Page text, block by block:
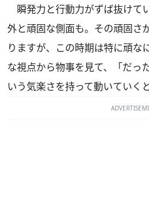
瞬発力と行動力がずば抜けて
外と頑固な側面も。その頑固さ
りますが、この時期は特に頑な
な視点から物事を見て、「だっ
いう気楽さを持って動いていく